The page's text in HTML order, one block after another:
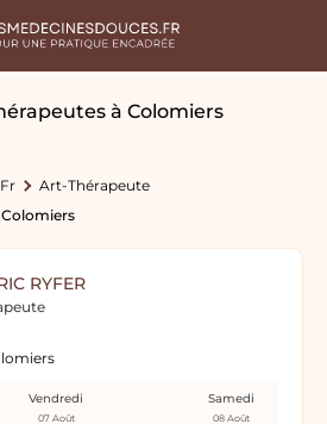
à Colomiers
Art-Thérapeute
Colomiers
RYFER
Vendredi
07 Août
Samedi
08 Août